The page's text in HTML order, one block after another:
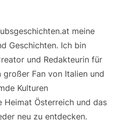
meine
Geschichten. Ich bin
und Redakteurin für
großer Fan von Italien und
Kulturen
Heimat Österreich und das
neu zu entdecken.